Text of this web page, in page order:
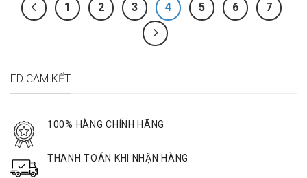
1 2 3 4 5 6 7
ED CAM KẾT
100% HÀNG CHÍNH HÃNG
THANH TOÁN KHI NHẬN HÀNG